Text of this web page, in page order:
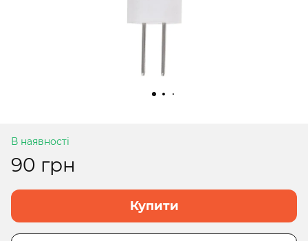
В наявності
90 грн
Купити